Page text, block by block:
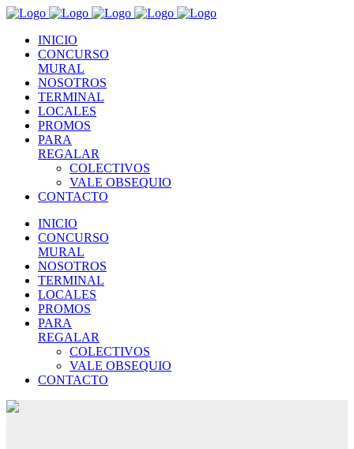
INICIO
CONCURSO
MURAL
NOSOTROS
TERMINAL
LOCALES
PROMOS
PARA
REGALAR
COLECTIVOS
VALE OBSEQUIO
CONTACTO
INICIO
CONCURSO
MURAL
NOSOTROS
TERMINAL
LOCALES
PROMOS
PARA
REGALAR
COLECTIVOS
VALE OBSEQUIO
CONTACTO